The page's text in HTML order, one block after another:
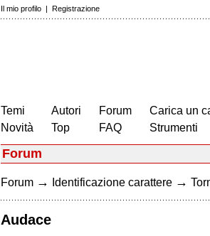
Il mio profilo | Registrazione
Temi
Novità
Autori
Top
Forum
FAQ
Carica un
Strumenti
Forum
Forum → Identificazione carattere →
Audace